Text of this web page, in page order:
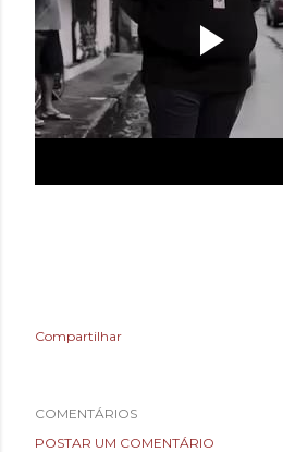
Compartilhar
COMENTÁRIOS
POSTAR UM COMENTÁRIO